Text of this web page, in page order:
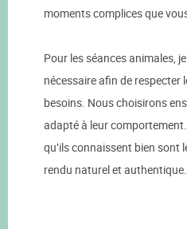
moments complices que
Pour les séances animales,
nécessaire afin de respecter
besoins. Nous choisirons
adapté à leur
qu’ils connaissent bien sont
rendu naturel et authentique.